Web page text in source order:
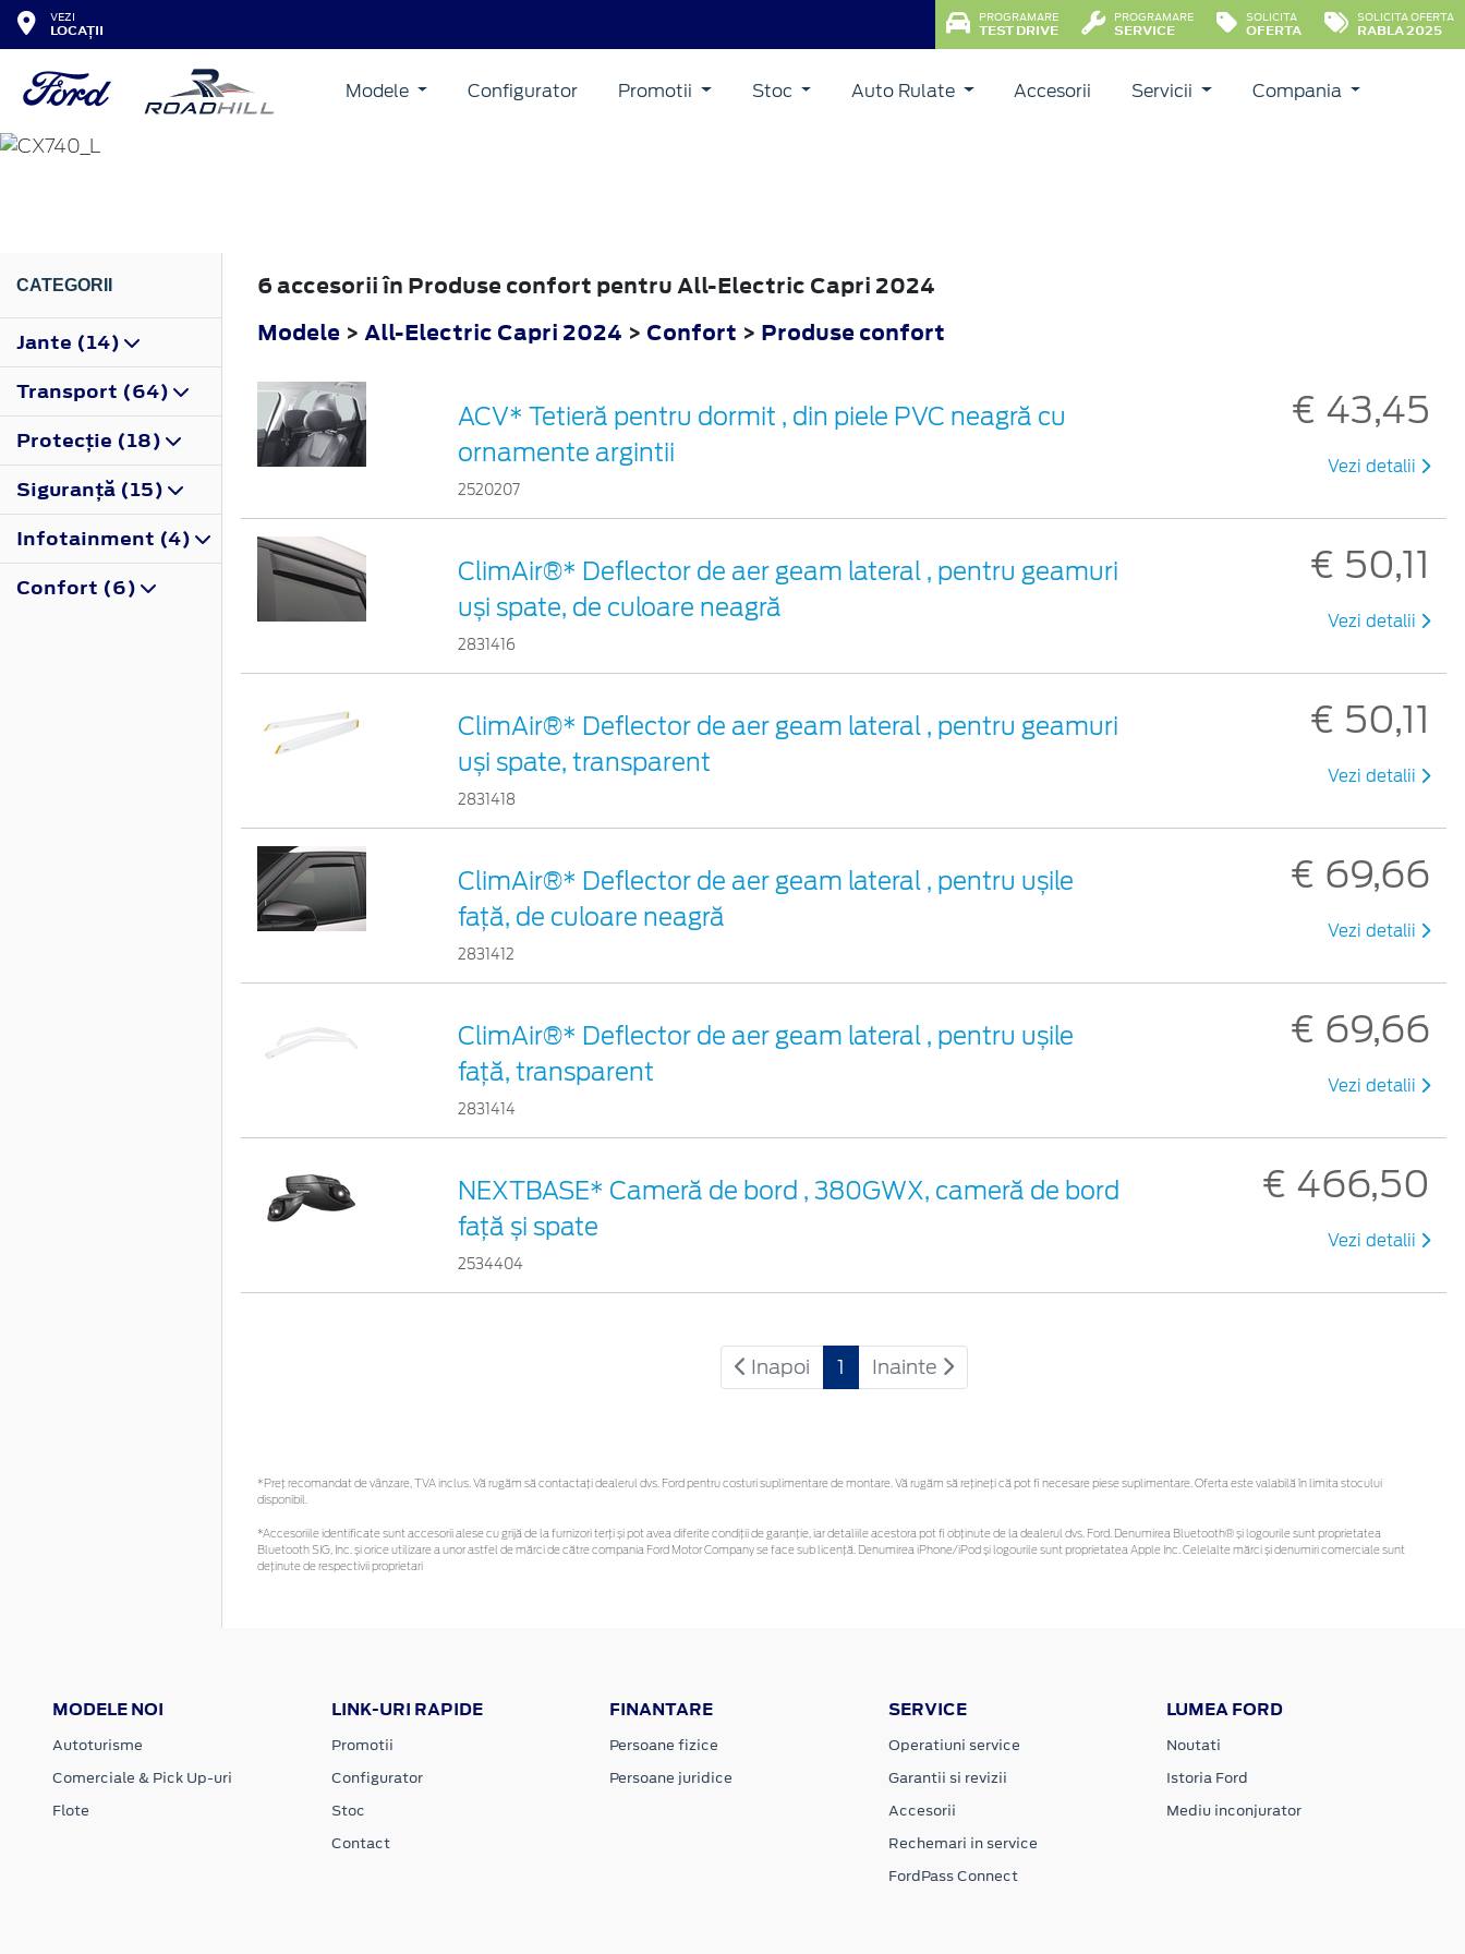
VEZI
LOCAȚII
PROGRAMARE
TEST DRIVE
PROGRAMARE
SERVICE
SOLICITA
OFERTA
SOLICITA OFERTA
RABLA 2025
Modele Configurator Promotii Stoc Auto Rulate Accesorii Servicii Compania
ALL-ELECTRIC CAPRI
CATEGORII
Jante (14)
Transport (64)
Protecţie (18)
Siguranţă (15)
Infotainment (4)
Confort (6)
6 accesorii în Produse confort pentru All-Electric Capri 2024
Modele > All-Electric Capri 2024 > Confort > Produse confort
ACV* Tetieră pentru dormit , din piele PVC neagră cu
ornamente argintii
2520207
€ 43,45
Vezi detalii
ClimAir®* Deflector de aer geam lateral , pentru geamuri
uși spate, de culoare neagră
2831416
€ 50,11
Vezi detalii
ClimAir®* Deflector de aer geam lateral , pentru geamuri
uși spate, transparent
2831418
€ 50,11
Vezi detalii
ClimAir®* Deflector de aer geam lateral , pentru ușile
față, de culoare neagră
2831412
€ 69,66
Vezi detalii
ClimAir®* Deflector de aer geam lateral , pentru ușile
față, transparent
2831414
€ 69,66
Vezi detalii
NEXTBASE* Cameră de bord , 380GWX, cameră de bord
față și spate
2534404
€ 466,50
Vezi detalii
Inapoi 1 Inainte
*Preţ recomandat de vânzare, TVA inclus. Vă rugăm să contactaţi dealerul dvs. Ford pentru costuri suplimentare de montare. Vă rugăm să rețineți că pot fi necesare piese suplimentare. Oferta este valabilă în limita stocului
disponibil.
*Accesoriile identificate sunt accesorii alese cu grijă de la furnizori terți și pot avea diferite condiții de garanție, iar detaliile acestora pot fi obținute de la dealerul dvs. Ford. Denumirea Bluetooth® și logourile sunt proprietatea
Bluetooth SIG, Inc. și orice utilizare a unor astfel de mărci de către compania Ford Motor Company se face sub licență. Denumirea iPhone/iPod și logourile sunt proprietatea Apple Inc. Celelalte mărci și denumiri comerciale sunt
deținute de respectivii proprietari
MODELE NOI
Autoturisme
Comerciale & Pick Up-uri
Flote
LINK-URI RAPIDE
Promotii
Configurator
Stoc
Contact
FINANTARE
Persoane fizice
Persoane juridice
SERVICE
Operatiuni service
Garantii si revizii
Accesorii
Rechemari in service
FordPass Connect
LUMEA FORD
Noutati
Istoria Ford
Mediu inconjurator